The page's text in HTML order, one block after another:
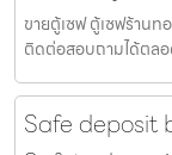
ขายตู้เซฟ ตู้เซฟร้าน
ติดต่อสอบถามได้ตลอ
Safe deposit